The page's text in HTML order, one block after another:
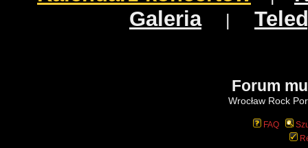
Galeria|
Forum
Wrocław Rock
FAQ